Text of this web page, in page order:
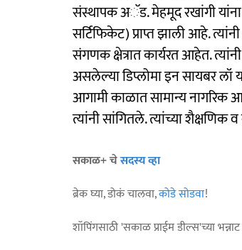
संस्थापक अॅड. मेहमूद रखांगी यांना
सर्टिफिकेट) प्राप्त झाली आहे.
संगणक क्षेत्रात कार्यरत आहेत.
असलेल्या डिप्लोमा इन सायबर लॉ
आगामी काळात सामान्य नागरिक
त्यांनी सांगितले. त्यांच्या शैक्षणिक
सकाळ+ चेसदस्य व्हा
ब्रेक घ्या, डोकं चालवा,कोडे सोडवा!
शॉपिंगसाठी 'सकाळ प्राईम डील्स'च्या